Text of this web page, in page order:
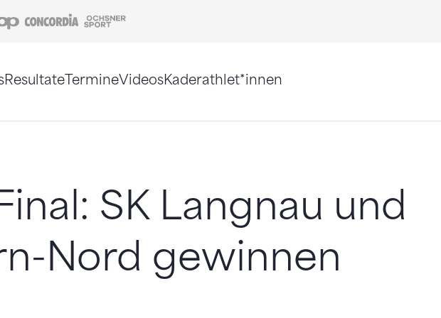
Coop Concordia
ResultateTermineVideosKaderathlet*innen
SK Langnau und
Nord gewinnen